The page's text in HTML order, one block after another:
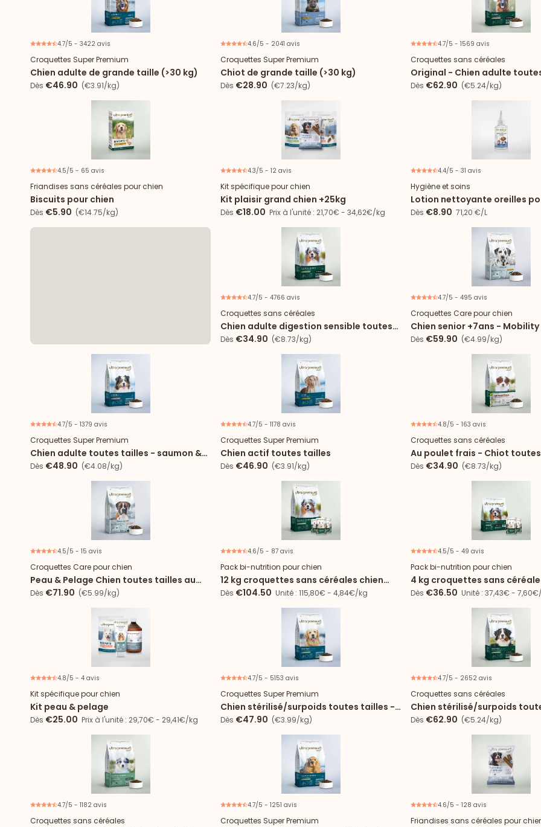
4.7/5 - 3422 avis
Croquettes Super Premium
Chien adulte de grande taille (>30 kg)
Dès €46.90 (€3.91/kg)
4.6/5 - 2041 avis
Croquettes Super Premium
Chiot de grande taille (>30 kg)
Dès €28.90 (€7.23/kg)
4.7/5 - 1569 avis
Croquettes sans céréales
Original - Chien adulte
Dès €62.90 (€5.24/kg)
4.5/5 - 65 avis
Friandises sans céréales pour chien
Biscuits pour chien
Dès €5.90 (€14.75/kg)
17% d'économie
4.3/5 - 12 avis
Kit spécifique pour chien
Kit plaisir grand chien +25kg
Dès €18.00 Prix à l'unité : 21,70€ - 34,62€/kg
4.4/5 - 31 avis
Hygiène et soins
Lotion nettoyante oreilles
chat
Dès €8.90 71,20 €/L
4.7/5 - 4766 avis
Croquettes sans céréales
Chien adulte digestion sensible toutes
tailles
Dès €34.90 (€8.73/kg)
4.7/5 - 495 avis
Croquettes Care pour chien
Chien senior +7ans -
Dès €59.90 (€4.99/kg)
4.7/5 - 1379 avis
Croquettes Super Premium
Chien adulte toutes tailles - saumon &
riz
Dès €48.90 (€4.08/kg)
4.7/5 - 1178 avis
Croquettes Super Premium
Chien actif toutes tailles
Dès €46.90 (€3.91/kg)
4.8/5 - 163 avis
Croquettes sans céréales
Au poulet frais - Chiot
Dès €34.90 (€8.73/kg)
4.5/5 - 15 avis
Croquettes Care pour chien
Peau & Pelage Chien toutes tailles au
saumon
Dès €71.90 (€5.99/kg)
4.6/5 - 87 avis
Pack bi-nutrition pour chien
12 kg croquettes sans céréales chien
Digestion Sensible + 24 boîtes agneau
Dès €104.50 Unité : 115,80€ - 4,84€/kg
4.5/5 - 49 avis
Pack bi-nutrition pour chien
4 kg croquettes sans
Digestion Sensible + 2
Dès €36.50 Unité : 37,43€ -
4.8/5 - 4 avis
Kit spécifique pour chien
Kit peau & pelage
Dès €25.00 Prix à l'unité : 29,70€ - 29,41€/kg
4.7/5 - 5153 avis
Croquettes Super Premium
Chien stérilisé/surpoids toutes tailles -
Light
Dès €47.90 (€3.99/kg)
4.7/5 - 2652 avis
Croquettes sans céréales
Chien stérilisé/surpoids
croquettes Light
Dès €62.90 (€5.24/kg)
4.7/5 - 1182 avis
Croquettes sans céréales
4.7/5 - 1251 avis
Croquettes Super Premium
4.6/5 - 128 avis
Friandises sans céréales pour